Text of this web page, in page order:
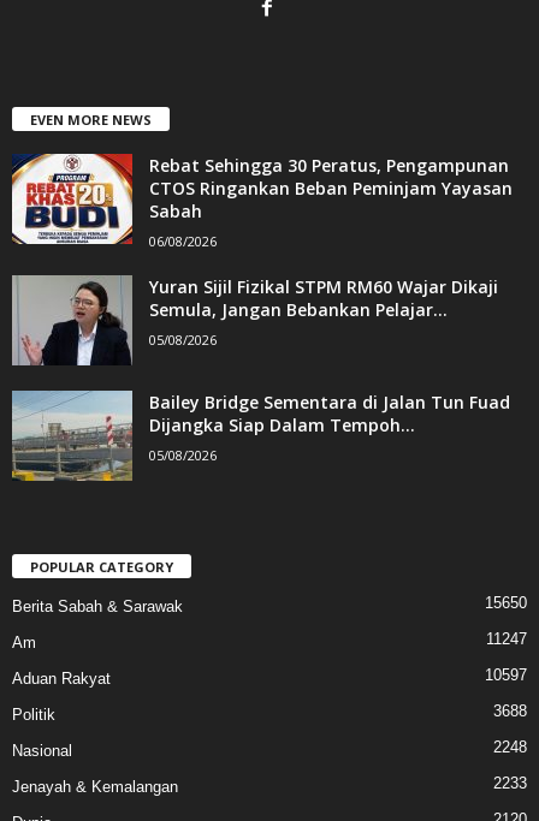
EVEN MORE NEWS
Rebat Sehingga 30 Peratus, Pengampunan
CTOS Ringankan Beban Peminjam Yayasan
Sabah
06/08/2026
Yuran Sijil Fizikal STPM RM60 Wajar Dikaji
Semula, Jangan Bebankan Pelajar...
05/08/2026
Bailey Bridge Sementara di Jalan Tun Fuad
Dijangka Siap Dalam Tempoh...
05/08/2026
POPULAR CATEGORY
Berita Sabah & Sarawak 15650
Am 11247
Aduan Rakyat 10597
Politik 3688
Nasional 2248
Jenayah & Kemalangan 2233